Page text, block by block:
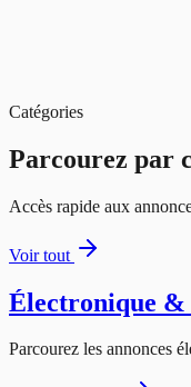
Catégories
Parcourez par
Accès rapide aux
Voir tout
Électronique &
Parcourez les annonces